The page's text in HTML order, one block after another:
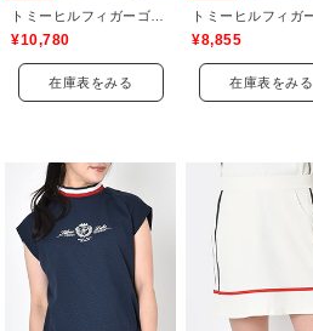
¥10,780
在庫表をみる
¥8,855
在庫表をみる